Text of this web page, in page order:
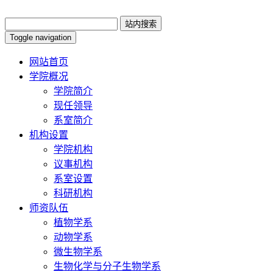
Toggle navigation
网站首页
学院概况
学院简介
现任领导
系室简介
机构设置
学院机构
议事机构
系室设置
科研机构
师资队伍
植物学系
动物学系
微生物学系
生物化学与分子生物学系